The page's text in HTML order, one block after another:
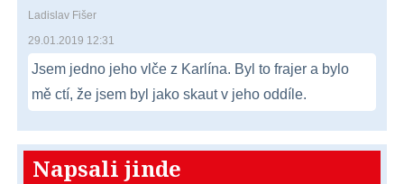
Ladislav Fišer
29.01.2019 12:31
Jsem jedno jeho vlče z Karlína. Byl to frajer a bylo
mě ctí, že jsem byl jako skaut v jeho oddíle.
Napsali jinde